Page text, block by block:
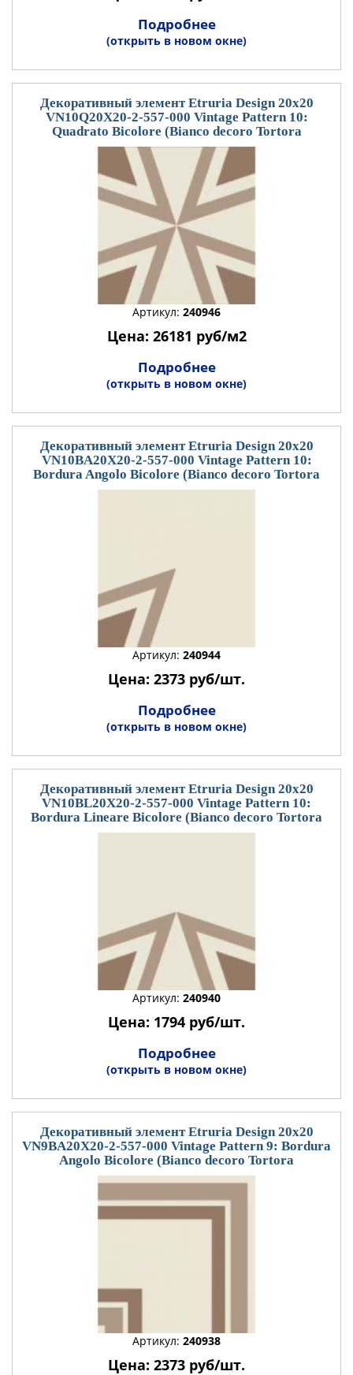
Подробнее
(открыть в новом окне)
Декоративный элемент Etruria Design 20x20
VN10Q20X20-2-557-000 Vintage Pattern 10:
Quadrato Bicolore (Bianco decoro Tortora
Артикул: 240946
Цена: 26181 руб/м2
Подробнее
(открыть в новом окне)
Декоративный элемент Etruria Design 20x20
VN10BA20X20-2-557-000 Vintage Pattern 10:
Bordura Angolo Bicolore (Bianco decoro Tortora
Артикул: 240944
Цена: 2373 руб/шт.
Подробнее
(открыть в новом окне)
Декоративный элемент Etruria Design 20x20
VN10BL20X20-2-557-000 Vintage Pattern 10:
Bordura Lineare Bicolore (Bianco decoro Tortora
Артикул: 240940
Цена: 1794 руб/шт.
Подробнее
(открыть в новом окне)
Декоративный элемент Etruria Design 20x20
VN9BA20X20-2-557-000 Vintage Pattern 9: Bordura
Angolo Bicolore (Bianco decoro Tortora
Артикул: 240938
Цена: 2373 руб/шт.